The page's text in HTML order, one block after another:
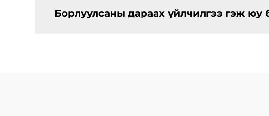
Борлуулсаны дараах үйлчилгээ гэж юу